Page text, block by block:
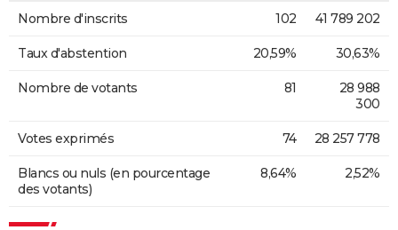
Nombre d'inscrits 102 41 789 202
Taux d'abstention 20,59% 30,63%
Nombre de votants 81
28 988
300
Votes exprimés 74 28 257 778
Blancs ou nuls (en pourcentage
des votants)
8,64% 2,52%